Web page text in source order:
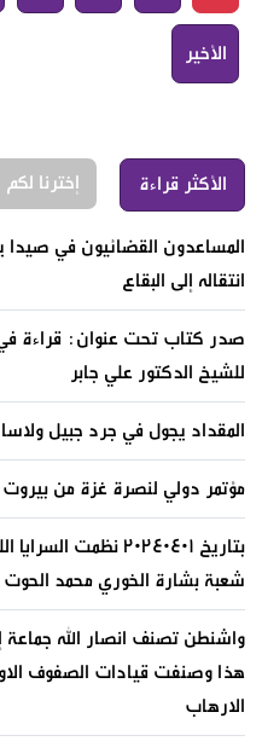
الأخير
الأكثر قراءة إخترنا لكم
المساعدون القضائيون في صيدا
انتقاله إلى البقاع
صدر كتاب تحت عنوان: قراءة
للشيخ الدكتور علي جابر
المقداد يجول في جرد جبيل ولاسا
مؤتمر دولي لنصرة غزة من بيروت
بتاريخ ٢٠٢٤٠٤٠١
شعبة بشارة الخوري محمد
واشنطن تصنف انصار الله جماعة
هذا وصنفت قيادات الصفوف
الارهاب